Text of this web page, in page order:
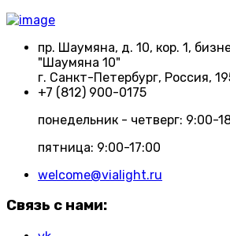
пр. Шаумяна, д. 10, кор. 1,
"Шаумяна 10"
г. Санкт-Петербург, Россия,
+7 (812) 900-0175
понедельник - четверг: 9:00-
пятница: 9:00-17:00
welcome@vialight.ru
Связь с нами: